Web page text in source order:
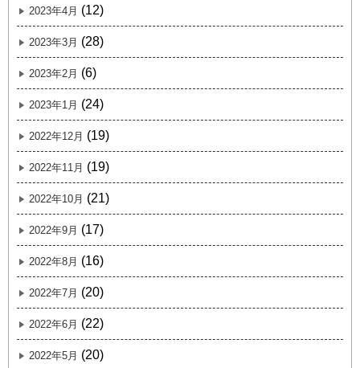
2023年4月 (12)
2023年3月 (28)
2023年2月 (6)
2023年1月 (24)
2022年12月 (19)
2022年11月 (19)
2022年10月 (21)
2022年9月 (17)
2022年8月 (16)
2022年7月 (20)
2022年6月 (22)
2022年5月 (20)